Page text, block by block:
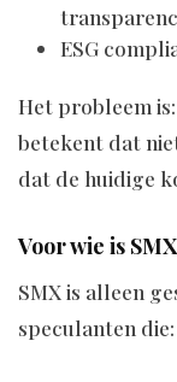
ESG
Het probleem
betekent dat
dat de huidige
Voor wie is
SMX is alleen
speculanten die: